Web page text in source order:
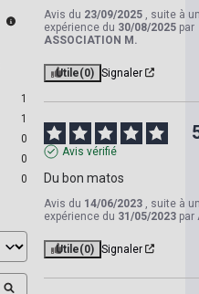
1
1
0
0
0
Avis du 23/09/2025 , suite à
expérience du 30/08/2025 par
ASSOCIATION M.
Utile(0) Signaler
Avis vérifié
Du bon matos
Avis du 14/06/2023 , suite à
expérience du 31/05/2023 par
Utile(0) Signaler